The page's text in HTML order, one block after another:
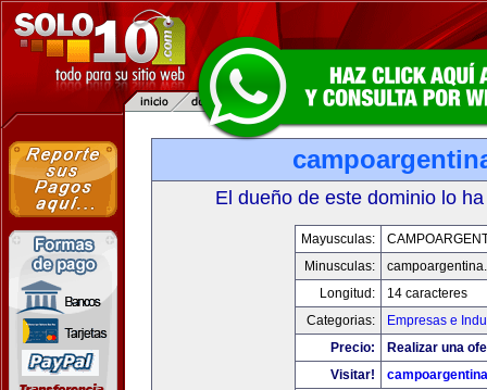
El dueño de este dominio lo
Mayusculas:
Minusculas:
Longitud:
14 caracteres
Categorias:
Empresas e
Precio:
Realizar una
Visitar!